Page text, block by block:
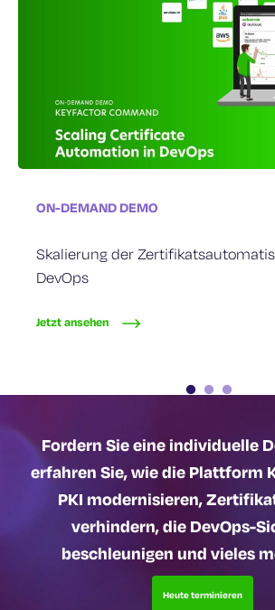
ON-DEMAND DEMO
Skalierung der
DevOps
Jetzt ansehen
ON-DEMAND DEMO
Bereitstellen und Verwalten Ihrer
Geräteidentitäten
Jetzt ansehen
ON-DEMAND DEMO
Sicheres Code Signing für DevOps
Fordern Sie eine individuelle
erfahren Sie, wie die Plattform
PKI modernisieren,
verhindern, die DevOps-
beschleunigen und vieles
Heute terminieren